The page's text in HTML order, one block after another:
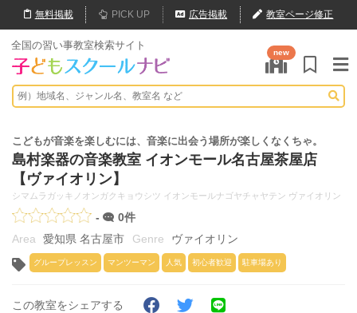
無料掲載 PICK UP 広告掲載 教室ページ修正
全国の習い事教室検索サイト
new
こどもが音楽を楽しむには、音楽に出会う場所が楽しくなくちゃ。
島村楽器の音楽教室 イオンモール名古屋茶屋店
【ヴァイオリン】
シマムラガッキノオンガクキョウシツ イオンモールナゴヤチャヤテン ヴァイオリン
-
0件
愛知県 名古屋市
ヴァイオリン
グループレッスン マンツーマン 人気 初心者歓迎 駐車場あり
この教室をシェアする